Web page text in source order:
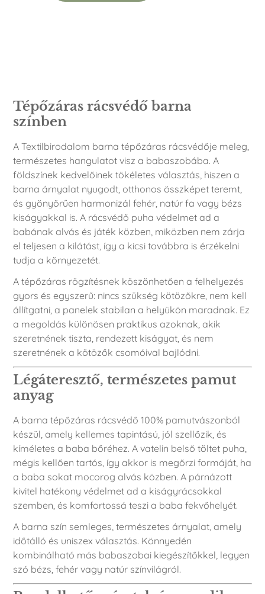
Tépőzáras rácsvédő barna
színben
A Textilbirodalom barna tépőzáras rácsvédője meleg,
természetes hangulatot visz a babaszobába. A
földszínek kedvelőinek tökéletes választás, hiszen a
barna árnyalat nyugodt, otthonos összképet teremt,
és gyönyörűen harmonizál fehér, natúr fa vagy bézs
kiságyakkal is. A rácsvédő puha védelmet ad a
babának alvás és játék közben, miközben nem zárja
el teljesen a kilátást, így a kicsi továbbra is érzékelni
tudja a környezetét.
A tépőzáras rögzítésnek köszönhetően a felhelyezés
gyors és egyszerű: nincs szükség kötözőkre, nem kell
állítgatni, a panelek stabilan a helyükön maradnak. Ez
a megoldás különösen praktikus azoknak, akik
szeretnének tiszta, rendezett kiságyat, és nem
szeretnének a kötözők csomóival bajlódni.
Légáteresztő, természetes pamut
anyag
A barna tépőzáras rácsvédő 100% pamutvászonból
készül, amely kellemes tapintású, jól szellőzik, és
kíméletes a baba bőréhez. A vatelin belső töltet puha,
mégis kellően tartós, így akkor is megőrzi formáját, ha
a baba sokat mocorog alvás közben. A párnázott
kivitel hatékony védelmet ad a kiságyrácsokkal
szemben, és komfortossá teszi a baba fekvőhelyét.
A barna szín semleges, természetes árnyalat, amely
időtálló és uniszex választás. Könnyedén
kombinálható más babaszobai kiegészítőkkel, legyen
szó bézs, fehér vagy natúr színvilágról.